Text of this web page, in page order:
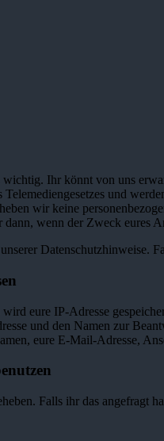
Ihr könnt von uns
Telemediengesetzes und
wir keine
dann, wenn der Zweck eures
Datenschutzhinweise.
eure IP-Adresse
und den Namen zur
eure E-Mail-Adresse,
Falls ihr das angefragt